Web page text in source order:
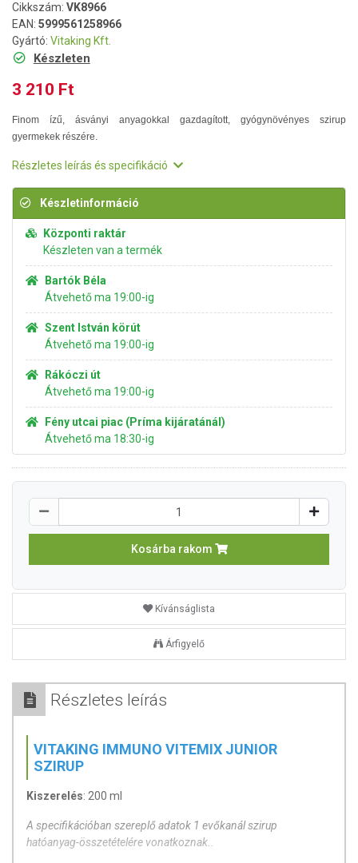
Cikkszám: VK8966
EAN: 5999561258966
Gyártó: Vitaking Kft.
Készleten
3 210 Ft
Finom ízű, ásványi anyagokkal gazdagított, gyógynövényes szirup
gyermekek részére.
Részletes leírás és specifikáció
Készletinformáció
Központi raktár
Készleten van a termék
Bartók Béla
Átvehető ma 19:00-ig
Szent István körút
Átvehető ma 19:00-ig
Rákóczi út
Átvehető ma 19:00-ig
Fény utcai piac (Príma kijáratánál)
Átvehető ma 18:30-ig
Kosárba rakom
Kívánságlista
Árfigyelő
Részletes leírás
VITAKING IMMUNO VITEMIX JUNIOR
SZIRUP
Kiszerelés: 200 ml
A specifikációban szereplő adatok 1 evőkanál szirup
hatóanyag-összetételére vonatkoznak..